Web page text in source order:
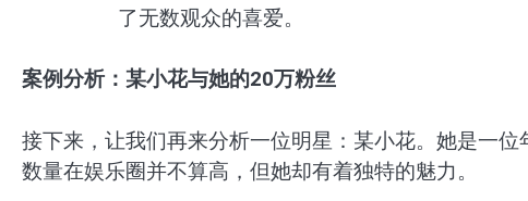
了无数观众的喜爱。
案例分析：某小花与她的20万粉丝
接下来，让我们再来分析一位明星：某小花。她是一
数量在娱乐圈并不算高，但她却有着独特的魅力。